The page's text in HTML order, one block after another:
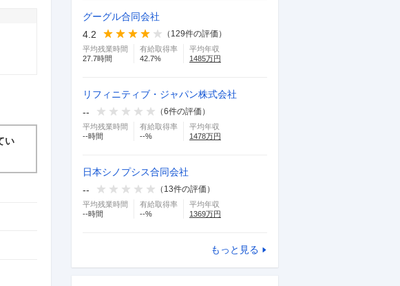
い
グーグル合同会社
4.2
（ 129件の評価）
平均残業時間
27.7時間
有給取得率
42.7%
平均年収
1485万円
リフィニティブ・ジャパン株式会社
--
（6件の評価）
平均残業時間
--時間
有給取得率
--%
平均年収
1478万円
日本シノプシス合同会社
--
（ 13件の評価）
平均残業時間
--時間
有給取得率
--%
平均年収
1369万円
もっと見る